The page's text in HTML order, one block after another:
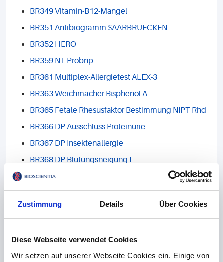
Zustimmung Details Über Cookies
Diese Webseite verwendet Cookies
Wir setzen auf unserer Webseite Cookies ein. Einige von
BR349 Vitamin-B12-Mangel
BR351 Antibiogramm SAARBRUECKEN
BR352 HERO
BR359 NT Probnp
BR361 Multiplex-Allergietest ALEX-3
BR363 Weichmacher Bisphenol A
BR365 Fetale Rhesusfaktor Bestimmung NIPT Rhd
BR366 DP Ausschluss Proteinurie
BR367 DP Insektenallergie
BR368 DP Blutungsneigung I
BR369 DP Blutungsneigung II
BR370 DP Endokriner Hypertonus
BR371 DP Erythrozytose
BR373 DP Hämoglobinopathie
BR374 DP Hämolytische Anaemie